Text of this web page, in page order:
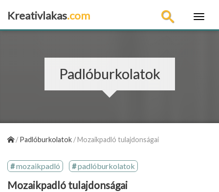
Kreativlakas.com
Padlóburkolatok
/Padlóburkolatok /Mozaikpadló tulajdonságai
mozaikpadló padlóburkolatok
Mozaikpadló tulajdonságai